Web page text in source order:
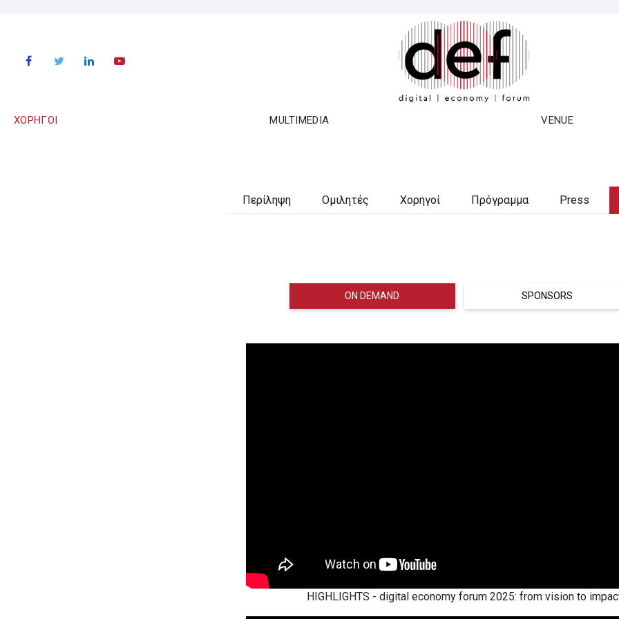
ΧΟΡΗΓΟΙ MULTIMEDIA VENUE
Περίληψη Ομιλητές Χορηγοί Πρόγραμμα Press
ON DEMAND SPONSORS
HIGHLIGHTS - digital economy forum 2025: from vision to